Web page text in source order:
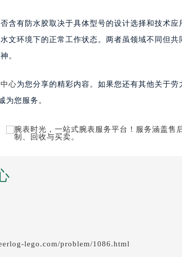
含有防水胶取决于具体型号的设计选择和技术
文环境下的正常工作状态。两者虽领域不同但
。
心为您分享的精彩内容。如果您还有其他关于
为您服务。
lego.com/problem/1086.html